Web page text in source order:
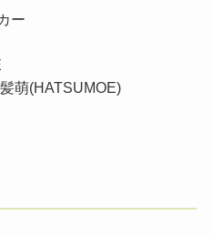
ー
萌(HATSUMOE)